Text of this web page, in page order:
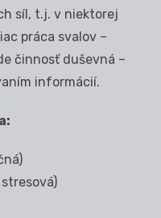
síl, t.j. v niektorej
práca svalov –
činnosť duševná –
informácií.